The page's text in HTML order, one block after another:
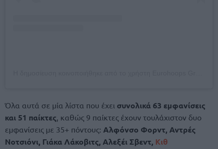
Όλα αυτά σε μία λίστα που έχει συνολικά 63 εμφανίσεις
και 51 παίκτες , καθώς 9 παίκτες έχουν τουλάχιστον δυο
εμφανίσεις με 35+ πόντους: Αλφόνσο Φορντ, Αντρές
Νοτσιόνι, Γιάκα Λάκοβιτς, Αλεξέι Σβεντ, Κιθ